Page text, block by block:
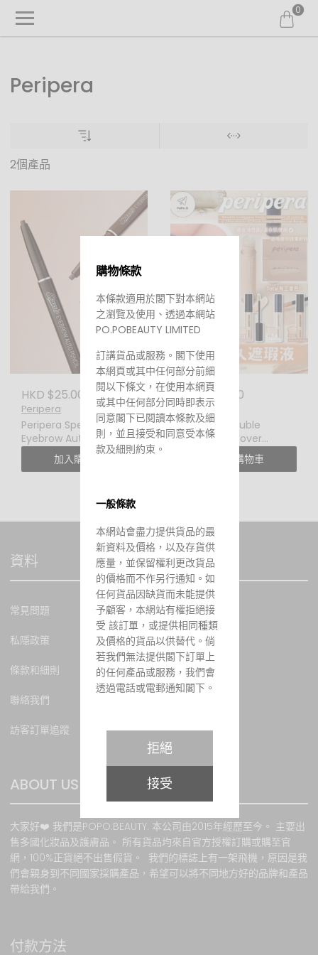
0
Peripera
2個產品
HKD $25.00
Peripera
Peripera Speedy
Eyebrow Auto Pencil 極
細快捷自動眉筆
加入購物車
HKD $39.00
Peripera
PERIPERA Double
Longwear Cover
加入購物車
資料
常見問題
私隱政策
條款和細則
聯絡我們
訪客訂單追蹤
ABOUT US
大家好❤️ 我們是POPO.BEAUTY. 本公司由2015年經歷至今。 主要出
售多國化妝品及護膚品。 所有貨品均來自官方授權訂購或購至官
網，100%正貨絕不出售假貨。 我們的標誌上有一架飛機，原因是我
們會親身到不同國家採購產品，希望可以將不同地方好的品牌和產品
帶給我們。
付款方法
購物條款
本條款適用於閣下對本網站
之瀏覽及使用、透過本網站
PO.POBEAUTY LIMITED
訂講貨品或服務。閣下使用
本網頁或其中任何部分前細
閱以下條文，在使用本網頁
或其中任何部分同時即表示
同意閣下已閱讀本條款及細
則，並且接受和同意受本條
款及細則約束。
一般條款
本網站會盡力提供貨品的最
新資料及價格，以及存貨供
應量，並保留權利更改貨品
的價格而不作另行通知。如
任何貨品因缺貨而未能提供
予顧客，本網站有權拒絕接
受 該訂單，或提供相同種類
及價格的貨品以供替代。倘
若我們無法提供閣下訂單上
的任何產品或服務，我們會
透過電話或電郵通知閣下。
所有貨品之價值均以港幣計
算，價值並以訂購當時所示
為準。當客戶成功訂貨後，
顧客必須於訂購貨品時以銀
行轉賬或PayPal、VISA卡或
萬事達卡支付有關 款項。有
關銀行或第三方貿易商用於
處理信用卡交易通道發生故
拒絕
接受